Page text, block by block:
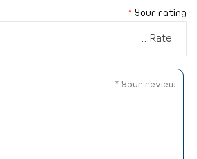
Your rating
*